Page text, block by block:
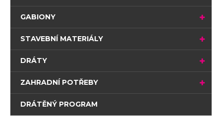
GABIONY
STAVEBNÍ MATERIÁLY
DRÁTY
ZAHRADNÍ POTŘEBY
DRÁTĚNÝ PROGRAM